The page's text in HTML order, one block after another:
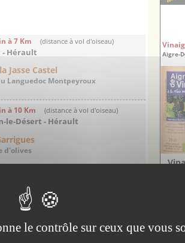
à 7 Km (distance à vol d'oiseau)
Hérault
Jasse Castel
Languedoc Montpeyroux
à 10 Km (distance à vol d'oiseau)
le-Désert - Hérault
d'olives
Aigre-
le contrôle sur ceux que vous